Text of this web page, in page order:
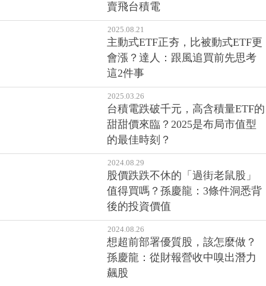
賣飛台積電
2025.08.21
主動式ETF正夯，比被動式ETF更
會漲？達人：跟風追買前先思考
這2件事
2025.03.26
台積電跌破千元，高含積量ETF的
甜甜價來臨？2025是布局市值型
的最佳時刻？
2024.08.29
股價跌跌不休的「過街老鼠股」
值得買嗎？孫慶龍：3條件洞悉背
後的投資價值
2024.08.26
想超前部署優質股，該怎麼做？
孫慶龍：從財報營收中嗅出潛力
飆股